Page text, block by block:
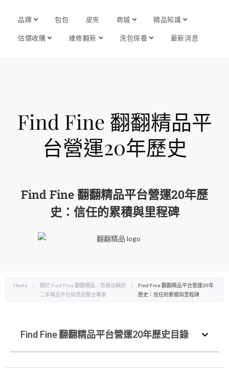
品牌 包包 皮夾 商城 精品知識
估價收購 維修翻新 洗包保養 最新消息
Find Fine 翻翻精品平
台營運20年歷史
Find Fine 翻翻精品平台營運20年歷
史：信任的累積與里程碑
Home /
關於 Find Fine 翻翻精品：您最信賴的
二手精品平台與資訊整合專家
/
Find Fine 翻翻精品平台營運20年
歷史：信任的累積與里程碑
Find Fine 翻翻精品平台營運20年歷史目錄